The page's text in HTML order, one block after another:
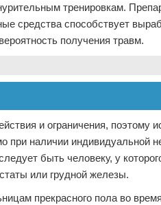
тренировкам.
средства способствует
получения травм.
и ограничения, поэтому
наличии индивидуальной
быть человеку, у
или грудной железы.
прекрасного пола во